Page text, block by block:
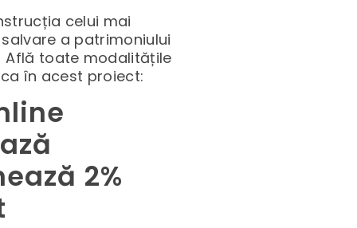
celui mai
a patrimoniului
Află toate modalitățile
în acest proiect:
2%